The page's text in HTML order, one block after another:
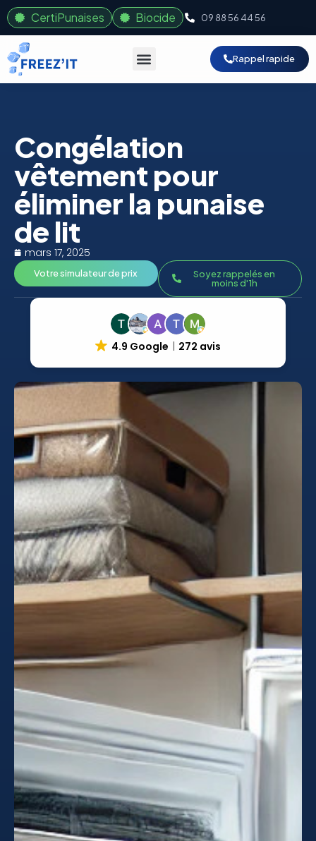
CertiPunaises Biocide 09 88 56 44 56
Rappel rapide
Congélation
vêtement pour
éliminer la punaise
de lit
mars 17, 2025
Votre simulateur de prix
Soyez rappelés en
moins d'1h
4.9 Google 272 avis